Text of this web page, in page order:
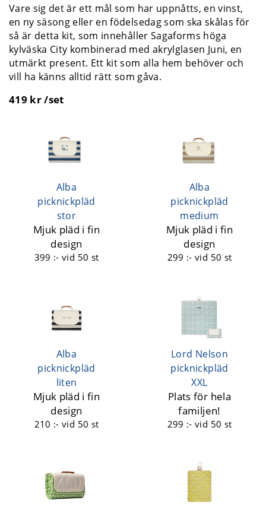
Vare sig det är ett mål som har uppnåtts, en vinst,
en ny säsong eller en födelsedag som ska skålas för
så är detta kit, som innehåller Sagaforms höga
kylväska City kombinerad med akrylglasen Juni, en
utmärkt present. Ett kit som alla hem behöver och
vill ha känns alltid rätt som gåva.
419 kr /set
Alba
picknickpläd
stor
Mjuk pläd i fin
design
399 :-vid 50 st
Alba
picknickpläd
medium
Mjuk pläd i fin
design
299 :-vid 50 st
Alba
picknickpläd
liten
Mjuk pläd i fin
design
210 :-vid 50 st
Lord Nelson
picknickpläd
XXL
Plats för hela
familjen!
299 :-vid 50 st